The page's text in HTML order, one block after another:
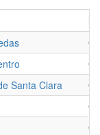
Santa Clara